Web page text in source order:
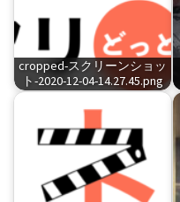
cropped-スクリーンショッ
ト-2020-12-04-14.27.45.png